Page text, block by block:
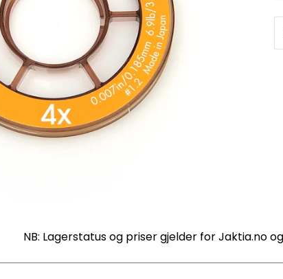
NB: Lagerstatus og priser gjelder for Jaktia.no